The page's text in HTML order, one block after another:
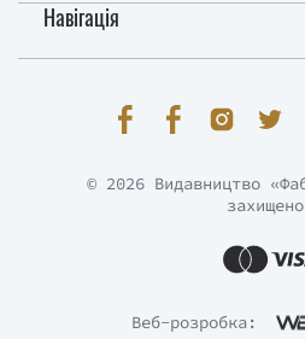
Навігація
Веб-розробка:
© 2026 Видавництво